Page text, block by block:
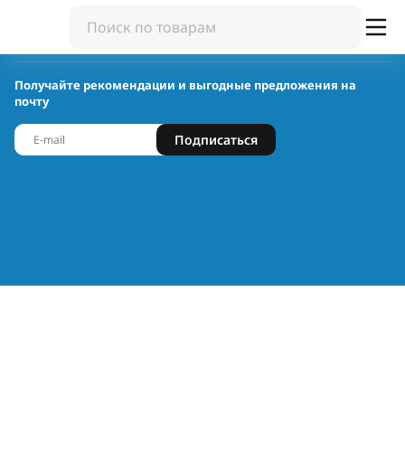
Получайте рекомендации и выгодные предложения на
почту
Подписаться